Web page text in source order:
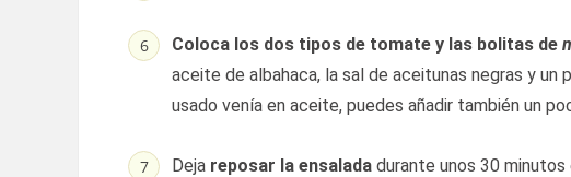
Coloca los dos tipos de tomate y las bolitas de
aceite de albahaca, la sal de aceitunas negras y
usado venía en aceite, puedes añadir también un
Deja reposar la ensalada durante unos 30 minutos